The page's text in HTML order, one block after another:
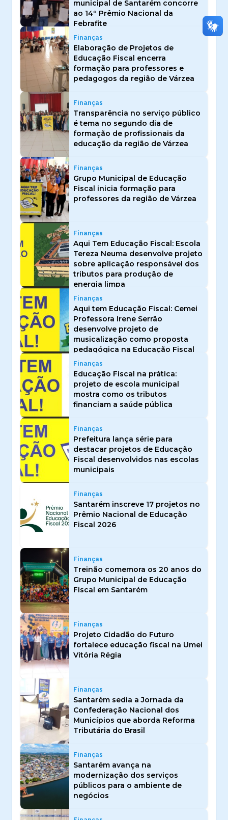
municipal de Santarém concorre
ao 14º Prêmio Nacional da
Febrafite
Finanças
Elaboração de Projetos de
Educação Fiscal encerra
formação para professores e
pedagogos da região de Várzea
Finanças
Transparência no serviço público
é tema no segundo dia de
formação de profissionais da
educação da região de Várzea
Finanças
Grupo Municipal de Educação
Fiscal inicia formação para
professores da região de Várzea
Finanças
Aqui Tem Educação Fiscal: Escola
Tereza Neuma desenvolve projeto
sobre aplicação responsável dos
tributos para produção de
energia limpa
Finanças
Aqui tem Educação Fiscal: Cemei
Professora Irene Serrão
desenvolve projeto de
musicalização como proposta
pedagógica na Educação Fiscal
Finanças
Educação Fiscal na prática:
projeto de escola municipal
mostra como os tributos
financiam a saúde pública
Finanças
Prefeitura lança série para
destacar projetos de Educação
Fiscal desenvolvidos nas escolas
municipais
Finanças
Santarém inscreve 17 projetos no
Prêmio Nacional de Educação
Fiscal 2026
Finanças
Treinão comemora os 20 anos do
Grupo Municipal de Educação
Fiscal em Santarém
Finanças
Projeto Cidadão do Futuro
fortalece educação fiscal na Umei
Vitória Régia
Finanças
Santarém sedia a Jornada da
Confederação Nacional dos
Municípios que aborda Reforma
Tributária do Brasil
Finanças
Santarém avança na
modernização dos serviços
públicos para o ambiente de
negócios